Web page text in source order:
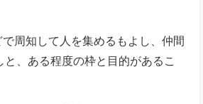
で周知して人を集めるもよし、仲間
、ある程度の枠と目的があるこ